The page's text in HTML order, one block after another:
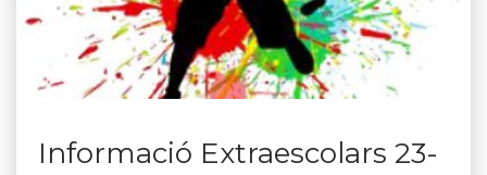
Informació Extraescolars 23-